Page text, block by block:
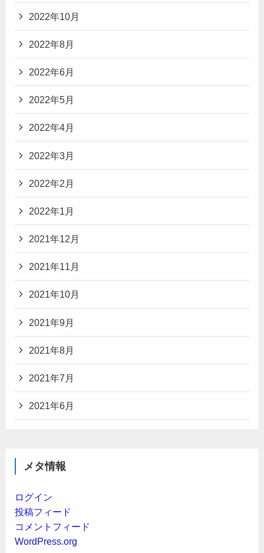
2022年10月
2022年8月
2022年6月
2022年5月
2022年4月
2022年3月
2022年2月
2022年1月
2021年12月
2021年11月
2021年10月
2021年9月
2021年8月
2021年7月
2021年6月
メタ情報
ログイン
投稿フィード
コメントフィード
WordPress.org